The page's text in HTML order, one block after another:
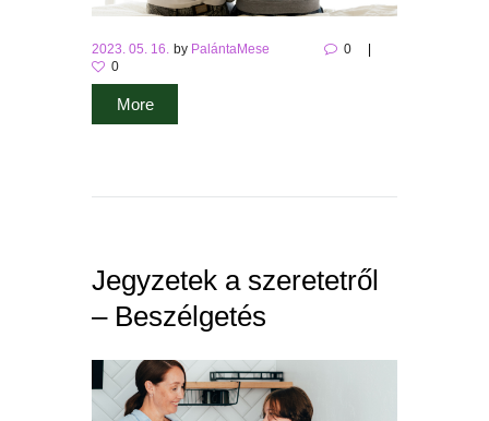
2023. 05. 16. by PalántaMese
0
0
More
Jegyzetek a szeretetről
– Beszélgetés